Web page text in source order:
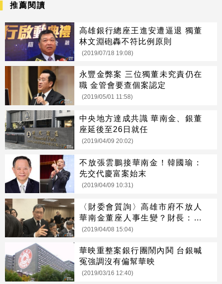
推薦閱讀
高雄銀行總座王進安遭逼退 獨董
林文淵砲轟不符比例原則
(2019/07/18 19:08)
永豐金弊案 三位獨董未究責仍在
職 金管會要查個案認定
(2019/05/01 11:58)
中央地方達成共識 華南金、銀董
座延後至26日就任
(2019/04/09 20:02)
不放張雲鵬接華南金！韓國瑜：
先交代慶富案始末
(2019/04/09 10:31)
〈財委會質詢〉高雄市府不放人
華南金董座人事生變？財長：下
周定案
(2019/04/08 15:04)
華映重整案銀行團鬧內鬨 台銀喊
冤強調沒有偏幫華映
(2019/03/16 12:40)